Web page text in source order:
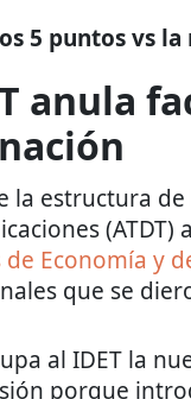
5 puntos vs
anula
la estructura
de Economía y
que se
al IDET la
porque